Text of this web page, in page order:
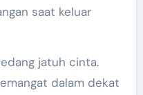
saat keluar
jatuh cinta.
dalam dekat